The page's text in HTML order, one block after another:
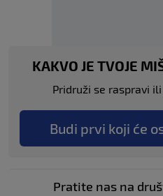
KAKVO JE TVOJE
Pridruži se raspravi
Budi prvi koji će
Pratite nas na